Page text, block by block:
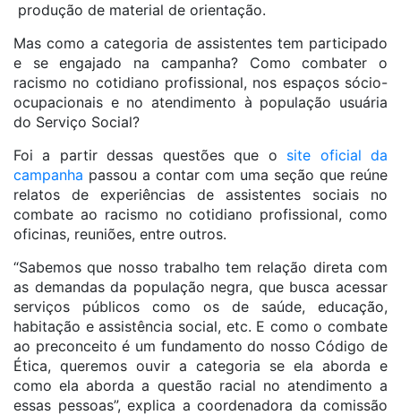
produção de material de orientação.
Mas como a categoria de assistentes tem participado
e se engajado na campanha? Como combater o
racismo no cotidiano profissional, nos espaços sócio-
ocupacionais e no atendimento à população usuária
do Serviço Social?
Foi a partir dessas questões que o site oficial da
campanha passou a contar com uma seção que reúne
relatos de experiências de assistentes sociais no
combate ao racismo no cotidiano profissional, como
oficinas, reuniões, entre outros.
“Sabemos que nosso trabalho tem relação direta com
as demandas da população negra, que busca acessar
serviços públicos como os de saúde, educação,
habitação e assistência social, etc. E como o combate
ao preconceito é um fundamento do nosso Código de
Ética, queremos ouvir a categoria se ela aborda e
como ela aborda a questão racial no atendimento a
essas pessoas”, explica a coordenadora da comissão